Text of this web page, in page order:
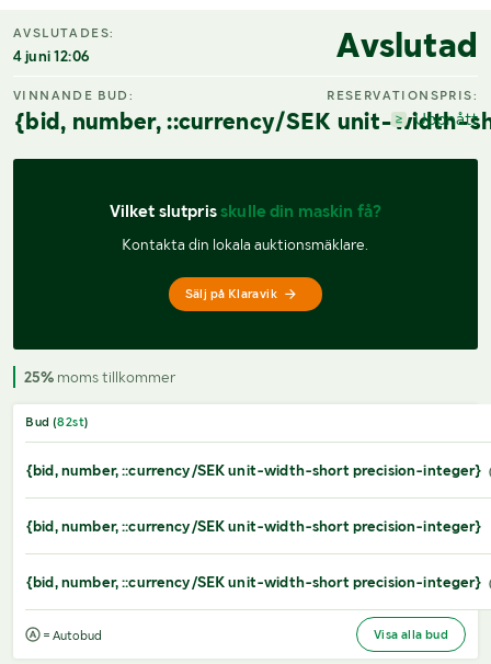
AVSLUTADES:
4 juni 12:06 Avslutad
VINNANDE BUD:
{bid, number, ::currency/SEK unit-width-
RESERVATIONSPRIS:
Uppnått
Vilket slutpris skulle din maskin få?
Kontakta din lokala auktionsmäklare.
Sälj på Klaravik
25% moms tillkommer
Bud (82st)
{bid, number, ::currency/SEK unit-width-short precision-integer}
{bid, number, ::currency/SEK unit-width-short precision-integer}
{bid, number, ::currency/SEK unit-width-short precision-integer}
= Autobud Visa alla bud